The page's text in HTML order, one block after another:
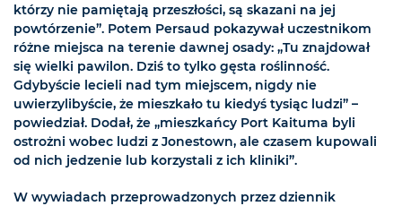
którzy nie pamiętają przeszłości, są skazani na jej
powtórzenie”. Potem Persaud pokazywał uczestnikom
różne miejsca na terenie dawnej osady: „Tu znajdował
się wielki pawilon. Dziś to tylko gęsta roślinność.
Gdybyście lecieli nad tym miejscem, nigdy nie
uwierzylibyście, że mieszkało tu kiedyś tysiąc ludzi” –
powiedział. Dodał, że „mieszkańcy Port Kaituma byli
ostrożni wobec ludzi z Jonestown, ale czasem kupowali
od nich jedzenie lub korzystali z ich kliniki”.
W wywiadach przeprowadzonych przez dziennik